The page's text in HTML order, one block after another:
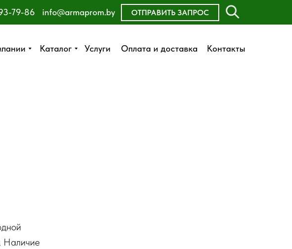
Каталог Услуги Оплата и доставка Контакты
79-86 ОТПРАВИТЬ ЗАПРОС
info@armaprom.by
Каталог Услуги Оплата и доставка Контакты
ОСТАВИТЬ ЗАЯВКУ
ЗВОНОК
Наличие